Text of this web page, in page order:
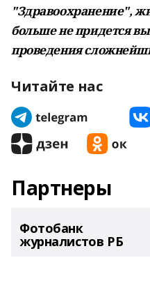
"Здравоохранение",
больше не придется
проведения
Читайте нас
Партнеры
Фотобанк
журналистов РБ